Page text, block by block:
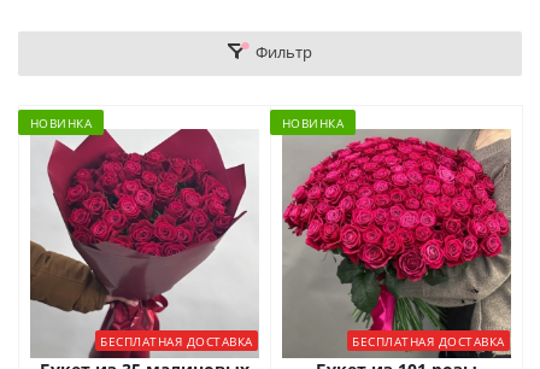
Фильтр
НОВИНКА
БЕСПЛАТНАЯ ДОСТАВКА
НОВИНКА
БЕСПЛАТНАЯ ДОСТАВКА